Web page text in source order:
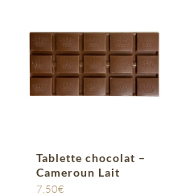
Tablette chocolat –
Cameroun Lait
7,50€